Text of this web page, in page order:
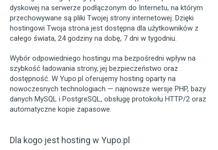
dyskowej na serwerze podłączonym do Internetu, na którym
przechowywane są pliki Twojej strony internetowej. Dzięki
hostingowi Twoja strona jest dostępna dla użytkowników z
całego świata, 24 godziny na dobę, 7 dni w tygodniu.
Wybór odpowiedniego hostingu ma bezpośredni wpływ na
szybkość ładowania strony, jej bezpieczeństwo oraz
dostępność. W Yupo.pl oferujemy hosting oparty na
nowoczesnych technologiach — najnowsze wersje PHP, bazy
danych MySQL i PostgreSQL, obsługę protokołu HTTP/2 oraz
automatyczne kopie zapasowe.
Dla kogo jest hosting w Yupo.pl